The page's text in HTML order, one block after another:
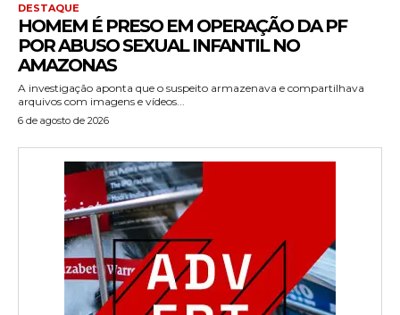
DESTAQUE
HOMEM É PRESO EM OPERAÇÃO DA PF
POR ABUSO SEXUAL INFANTIL NO
AMAZONAS
A investigação aponta que o suspeito armazenava e compartilhava
arquivos com imagens e vídeos...
6 de agosto de 2026